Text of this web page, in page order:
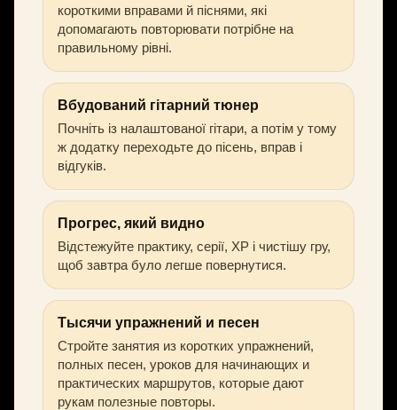
короткими вправами й піснями, які
допомагають повторювати потрібне на
правильному рівні.
Вбудований гітарний тюнер
Почніть із налаштованої гітари, а потім у тому
ж додатку переходьте до пісень, вправ і
відгуків.
Прогрес, який видно
Відстежуйте практику, серії, XP і чистішу гру,
щоб завтра було легше повернутися.
Тысячи упражнений и песен
Стройте занятия из коротких упражнений,
полных песен, уроков для начинающих и
практических маршрутов, которые дают
рукам полезные повторы.